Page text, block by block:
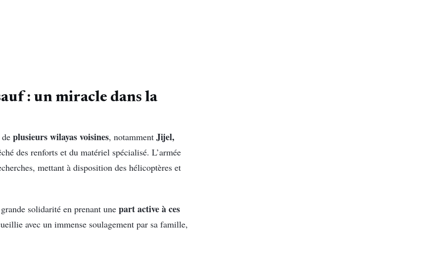
: un miracle dans la
plusieurs wilayas voisines, notamment Jijel,
des renforts et du matériel spécialisé. L’armée
mettant à disposition des hélicoptères et
solidarité en prenant une part active à ces
avec un immense soulagement par sa famille,